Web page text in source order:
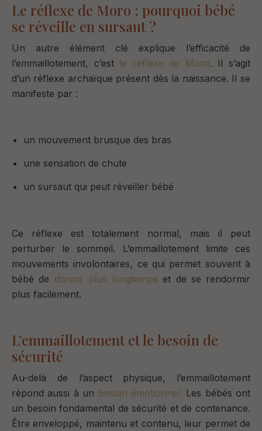
Le réflexe de Moro : pourquoi bébé
se réveille en sursaut ?
Un autre élément clé explique l’efficacité de
l’emmaillotement, c’est le réflexe de Moro. Il s’agit
d’un réflexe archaïque présent dès la naissance. Il se
manifeste par :
un mouvement brusque des bras
une sensation de chute
un sursaut qui peut réveiller bébé
Ce réflexe est totalement normal, mais il peut
perturber le sommeil.
L’emmaillotement limite ces
mouvements involontaires, ce qui permet souvent à
bébé de dormir plus longtemps et de se rendormir
plus facilement.
L’emmaillotement et le besoin de
sécurité
Au-delà de l’aspect physique, l’emmaillotement
répond aussi à un besoin émotionnel. Les bébés ont
un besoin fondamental de sécurité et de contenance.
Être enveloppé, maintenu et contenu, leur permet de